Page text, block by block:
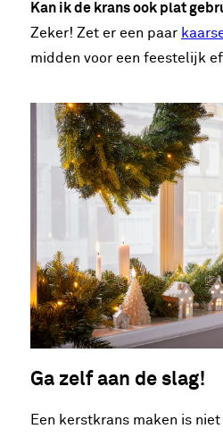
Kan ik de krans ook plat
Zeker! Zet er een paar
midden voor een feestelijk
Ga zelf aan de slag!
Een kerstkrans maken is